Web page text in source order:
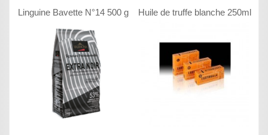
Linguine Bavette N°14 500 g Huile de truffe blanche 250ml